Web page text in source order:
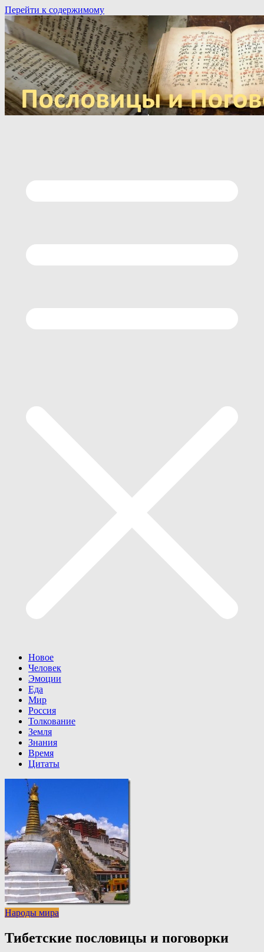
Перейти к содержимому
Новое
Человек
Эмоции
Еда
Мир
Россия
Толкование
Земля
Знания
Время
Цитаты
Народы мира
Тибетские пословицы и поговорки